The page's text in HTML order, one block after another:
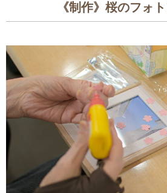
《制作》桜のフォ